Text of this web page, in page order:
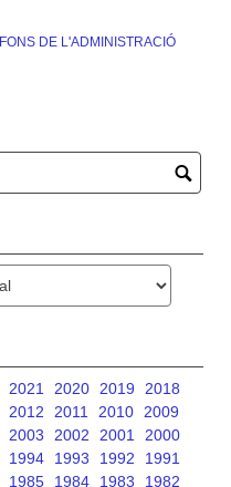
FONS DE L'ADMINISTRACIÓ
2021 2020 2019
2018
2012 2011 2010 2009
2003 2002 2001
2000
1994 1993 1992
1991
1985 1984 1983
1982